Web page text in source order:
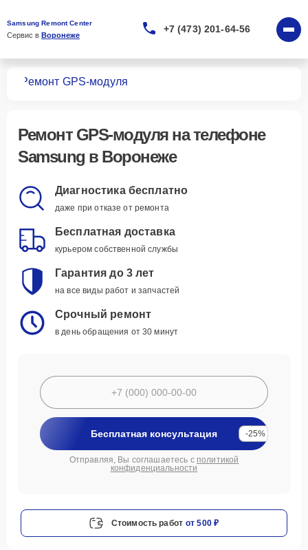
Samsung Remont Center
Сервис в Воронеже
+7 (473) 201-64-56
Ремонт GPS-модуля
Ремонт GPS-модуляна телефоне
Samsung в Воронеже
Диагностика бесплатно
даже при отказе от ремонта
Бесплатная доставка
курьером собственной службы
Гарантия до 3 лет
на все виды работ и запчастей
Срочный ремонт
в день обращения от 30 минут
Бесплатная консультация -25%
Отправляя, Вы соглашаетесь с политикой
конфиденциальности
Стоимость работ от 500 ₽